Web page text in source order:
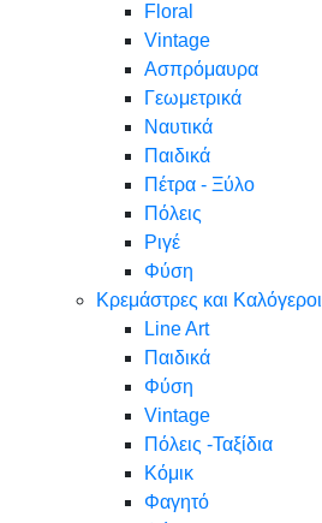
Floral
Vintage
Ασπρόμαυρα
Γεωμετρικά
Ναυτικά
Παιδικά
Πέτρα - Ξύλο
Πόλεις
Ριγέ
Φύση
Κρεμάστρες και Καλόγεροι
Line Art
Παιδικά
Φύση
Vintage
Πόλεις -Ταξίδια
Κόμικ
Φαγητό